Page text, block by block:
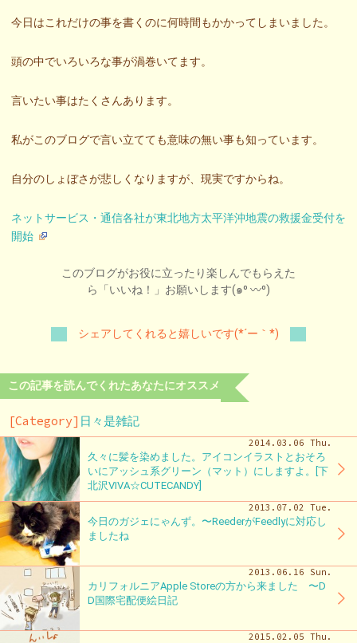
今日はこれだけの事を書くのに何時間もかかってしまいました。
頭の中でいろいろな事が渦巻いてます。
言いたい事はたくさんあります。
私がこのブログで言い立てても意味の無い事も知っています。
自分のしょぼさが悲しくなりますが、現実ですからね。
ネットサービス・通信各社が東北地方太平洋沖地震の救援金受付を
開始
このブログがお役に立ったり楽しんでもらえた
ら「いいね！」お願いします(๑⁰ 〰⁰)
シェアしてくれると嬉しいです(*´ー｀*)
この記事を読んでくれたあなたにオススメ
[Category] 日々是雑記
2014.03.06 Thu.
久々に髪を染めました。アイコンイラストとおそろ
いにアッシュ系グリーン（マット）にしますよ。[下
北沢VIVA☆CUTECANDY]
2013.07.02 Tue.
今日のガジェにゃんず。〜ReederがFeedlyに対応し
ましたね
2013.06.16 Sun.
カリフォルニアApple Storeの方から来ました 〜D
D国際宅配便絵日記
2015.02.05 Thu.